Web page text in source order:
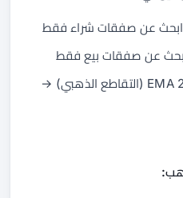
50 EMA يتقاطع فوق 200 EMA (التقاطع الذهبي) →